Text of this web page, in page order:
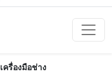
เครื่องมือช่าง